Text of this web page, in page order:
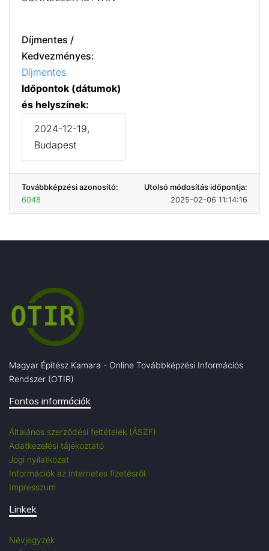
Díjmentes /
Kedvezményes:
Díjmentes
Időpontok (dátumok)
és helyszínek:
2024-12-19,
Budapest
Továbbképzési azonosító:
6048
Utolsó módosítás időpontja:
2025-02-06 11:14:16
Magyar Építész Kamara - Online Továbbképzési Információs
Rendszer (OTIR)
Fontos információk
Általános szerződési feltételek (ÁSZF)
Adatkezelési tájékoztató
Jogi nyilatkozat
Információk az internetes fizetésről
Impresszum
Linkek
Névjegyzék